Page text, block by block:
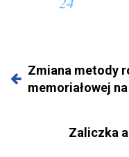
Zmiana metody
memoriałowej
Zaliczka